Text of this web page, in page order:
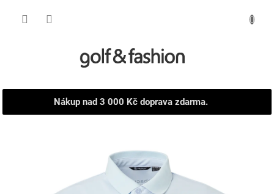
NÁKUPNÍ
Nákup nad 3 000 Kč doprava zdarma.